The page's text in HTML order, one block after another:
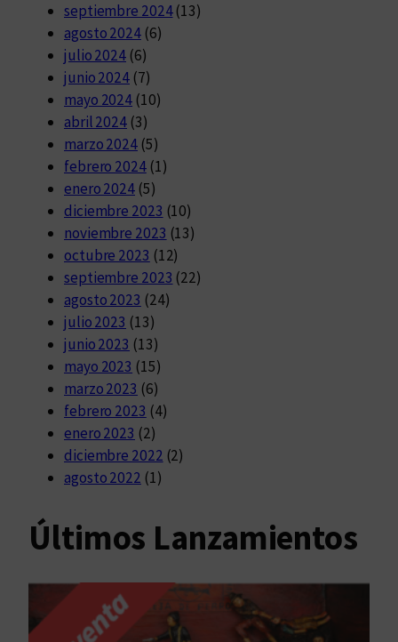
septiembre 2024(13)
agosto 2024(6)
julio 2024 (6)
junio 2024 (7)
mayo 2024 (10)
abril 2024 (3)
marzo 2024 (5)
febrero 2024(1)
enero 2024 (5)
diciembre 2023 (10)
noviembre 2023 (13)
octubre 2023 (12)
septiembre 2023 (22)
agosto 2023 (24)
julio 2023 (13)
junio 2023 (13)
mayo 2023 (15)
marzo 2023 (6)
febrero 2023 (4)
enero 2023 (2)
diciembre 2022 (2)
agosto 2022 (1)
Últimos Lanzamientos